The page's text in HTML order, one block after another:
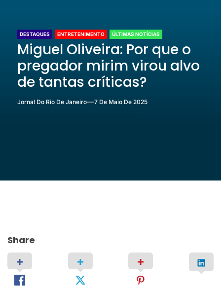
DESTAQUES ENTRETENIMENTO ÚLTIMAS NOTÍCIAS
Miguel Oliveira: Por que o
pregador mirim virou alvo
de tantas críticas?
Jornal Do Rio De Janeiro 7 De Maio De 2025
Share